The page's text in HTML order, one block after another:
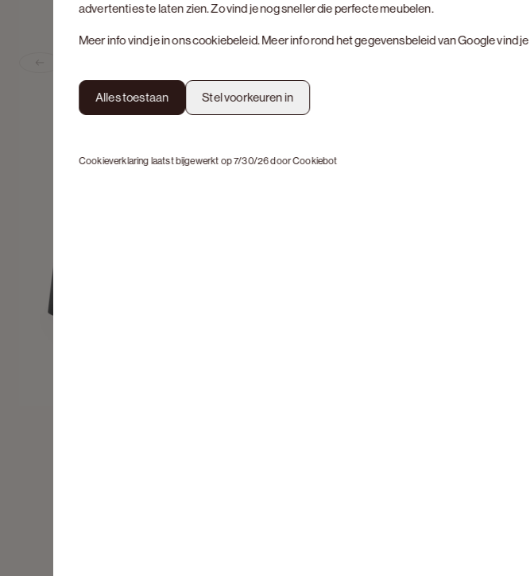
advertenties te laten zien. Zo vind je nog sneller die perfecte meubelen.
Meer info vind je in onscookiebeleid. Meer info rond het gegevensbeleid van Google vind je
Alles toestaan Stel voorkeuren in
Cookieverklaring laatst bijgewerkt op 7/30/26 doorCookiebot